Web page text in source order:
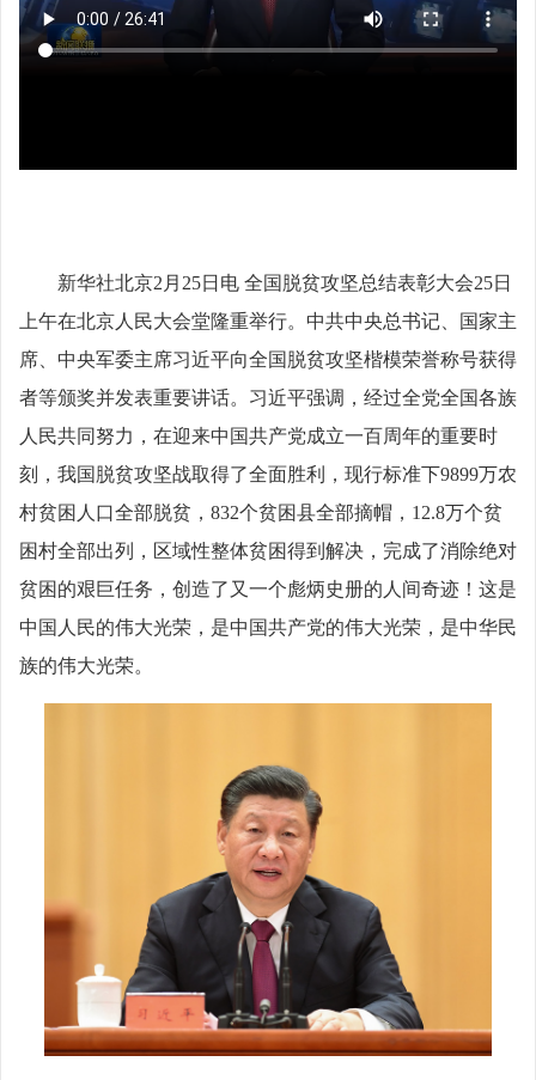
新华社北京2月25日电 全国脱贫攻坚总结表彰大会25日
上午在北京人民大会堂隆重举行。中共中央总书记、国家主
席、中央军委主席习近平向全国脱贫攻坚楷模荣誉称号获得
者等颁奖并发表重要讲话。习近平强调，经过全党全国各族
人民共同努力，在迎来中国共产党成立一百周年的重要时
刻，我国脱贫攻坚战取得了全面胜利，现行标准下9899万农
村贫困人口全部脱贫，832个贫困县全部摘帽，12.8万个贫
困村全部出列，区域性整体贫困得到解决，完成了消除绝对
贫困的艰巨任务，创造了又一个彪炳史册的人间奇迹！这是
中国人民的伟大光荣，是中国共产党的伟大光荣，是中华民
族的伟大光荣。